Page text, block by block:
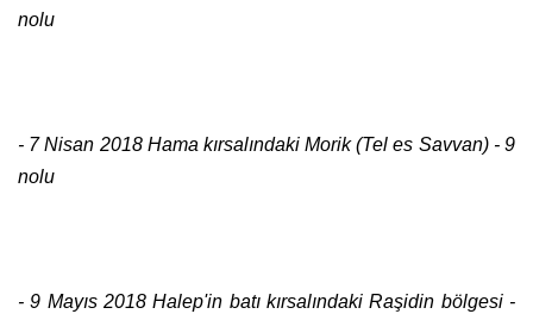
nolu
- 7 Nisan 2018 Hama kırsalındaki Morik (Tel es Savvan) - 9
nolu
- 9 Mayıs 2018 Halep'in batı kırsalındaki Raşidin bölgesi -